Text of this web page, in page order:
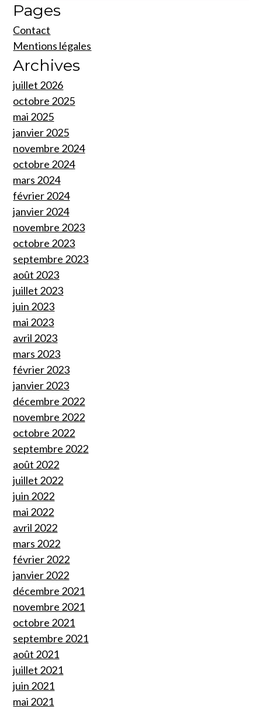
Pages
Contact
Mentions légales
Archives
juillet 2026
octobre 2025
mai 2025
janvier 2025
novembre 2024
octobre 2024
mars 2024
février 2024
janvier 2024
novembre 2023
octobre 2023
septembre 2023
août 2023
juillet 2023
juin 2023
mai 2023
avril 2023
mars 2023
février 2023
janvier 2023
décembre 2022
novembre 2022
octobre 2022
septembre 2022
août 2022
juillet 2022
juin 2022
mai 2022
avril 2022
mars 2022
février 2022
janvier 2022
décembre 2021
novembre 2021
octobre 2021
septembre 2021
août 2021
juillet 2021
juin 2021
mai 2021